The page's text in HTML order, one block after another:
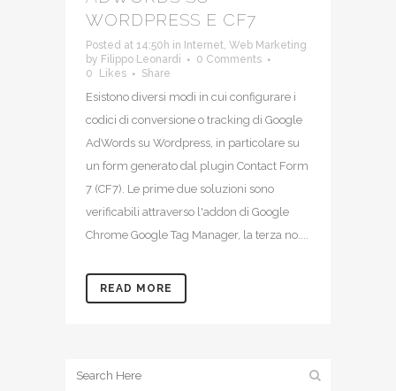
WORDPRESS E CF7
Posted at 14:50h in Internet Web Marketing
by Filippo Leonardi
0 Comments
0
Likes Share
Esistono diversi modi in cui configurare i
codici di conversione o tracking di Google
AdWords su Wordpress, in particolare su
un form generato dal plugin Contact Form
7 (CF7). Le prime due soluzioni sono
verificabili attraverso l'addon di Google
Chrome Google Tag Manager, la terza no....
READ MORE